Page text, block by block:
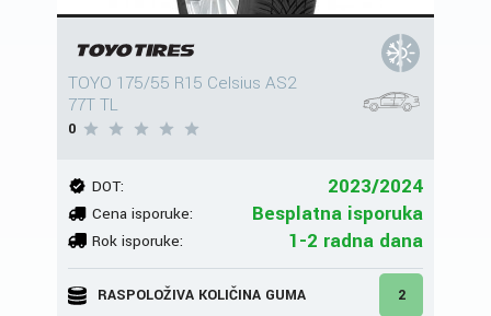
TOYO 175/55 R15 Celsius AS2
77T TL
0
DOT: 2023/2024
Cena isporuke: Besplatna isporuka
Rok isporuke: 1-2 radna dana
RASPOLOŽIVA KOLIČINA GUMA 2